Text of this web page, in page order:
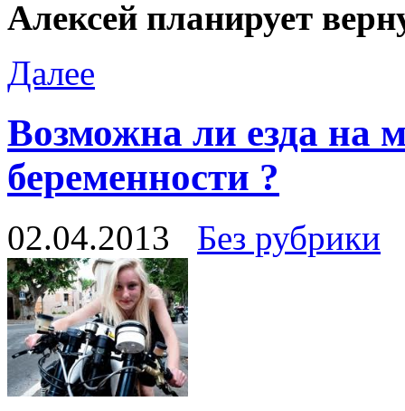
Алексей планирует
Далее
Возможна ли езда на
беременности ?
02.04.2013 Без рубрики